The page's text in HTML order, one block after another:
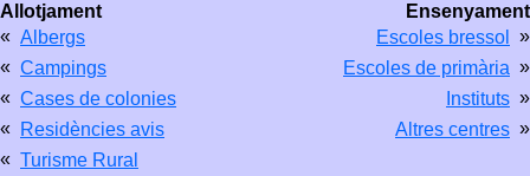
Ensenyament
Escoles bressol
»
Escoles de primària »
Instituts »
Altres centres »
Allotjament
« Albergs
« Campings
« Cases de colonies
« Residències avis
« Turisme Rural